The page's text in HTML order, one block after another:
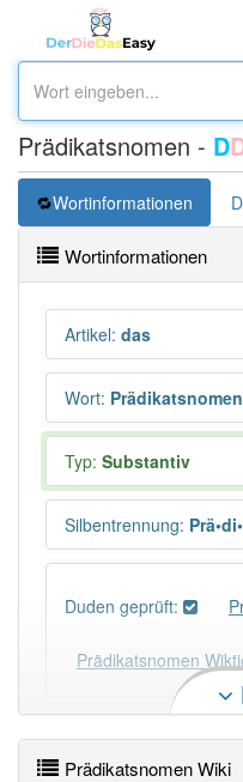
Prädikatsnomen - D
Wortinformationen
Wortinformationen
Artikel: das
Wort: Prädikatsnomen
Typ: Substantiv
Silbentrennung:
Duden geprüft:
Prädikatsnomen
PowerIndex:3
Prädikatsnomen Wiki